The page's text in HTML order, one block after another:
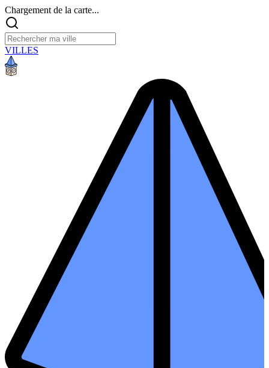
Chargement de la carte...
VILLES